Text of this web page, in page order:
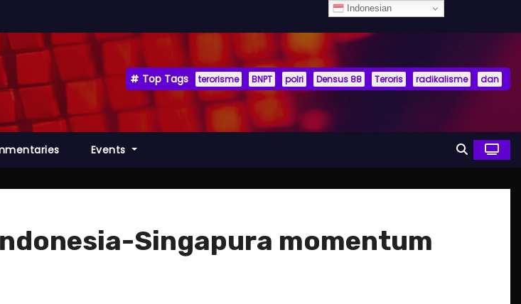
Top Tags terorisme BNPT polri Densus 88 Teroris radikalisme dan
Events
Singapura momentum
Indonesian